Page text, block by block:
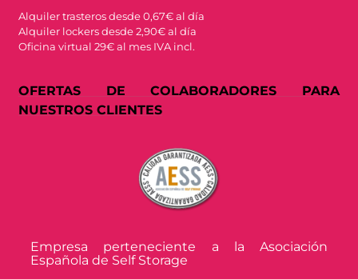
Alquiler trasteros desde 0,67€ al día
Alquiler lockers desde 2,90€ al día
Oficina virtual 29€ al mes IVA incl.
OFERTAS DE COLABORADORES PARA
NUESTROS CLIENTES
Empresa perteneciente a la Asociación
Española de Self Storage